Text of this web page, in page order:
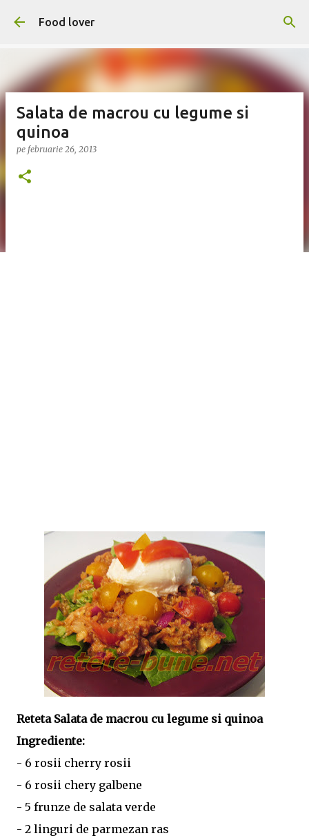
Treceți la conținutul principal
Food lover
Salata de macrou cu legume si
quinoa
pe februarie 26, 2013
Reteta Salata de macrou cu legume si quinoa
Ingrediente:
- 6 rosii cherry rosii
- 6 rosii chery galbene
- 5 frunze de salata verde
- 2 linguri de parmezan ras